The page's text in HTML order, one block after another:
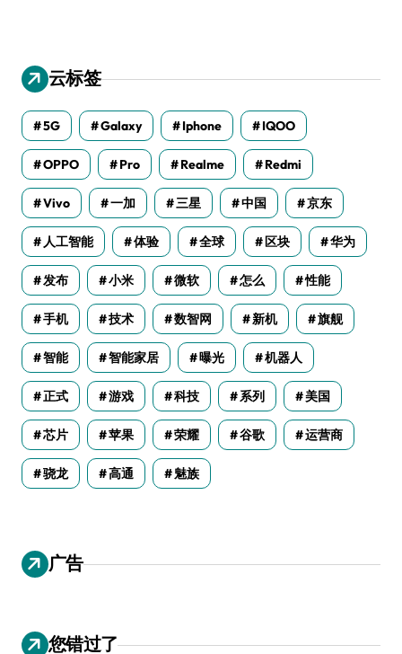
云标签
5G Galaxy Iphone IQOO
OPPO Pro Realme Redmi
Vivo 一加 三星 中国 京东
人工智能 体验 全球 区块 华为
发布 小米 微软 怎么 性能
手机 技术 数智网 新机 旗舰
智能 智能家居 曝光 机器人
正式 游戏 科技 系列 美国
芯片 苹果 荣耀 谷歌 运营商
骁龙 高通 魅族
广告
您错过了